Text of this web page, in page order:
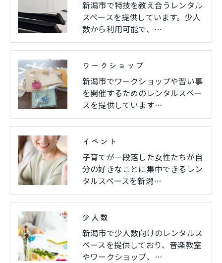
新潟市で特技を教え合うレンタル
スペースを提供しています。少人
数から利用可能で、…
ワークショップ
新潟市でワークショップや習い事
を開催するためのレンタルスペー
スを提供しています…
イベント
子育てが一段落した女性たちが自
分の好きなことに集中できるレン
タルスペースを新潟…
少人数
新潟市で少人数向けのレンタルス
ペースを提供しており、音楽教室
やワークショップ、…